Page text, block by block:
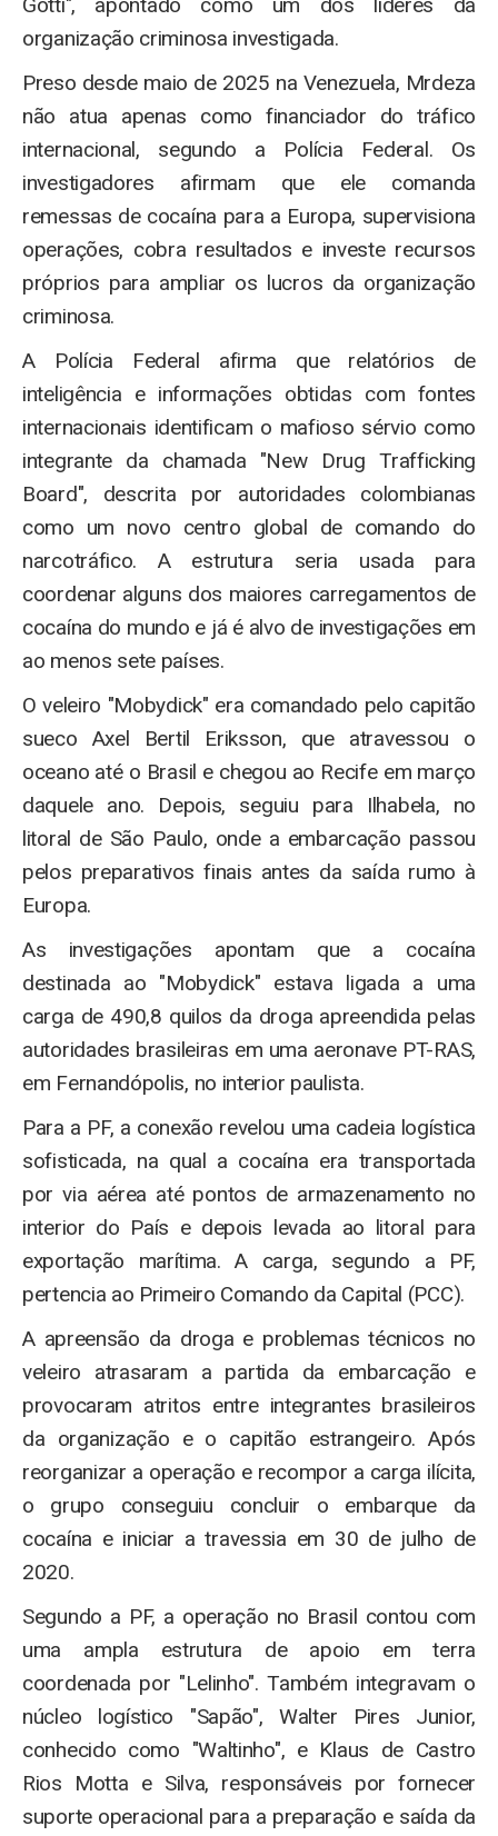
organização criminosa investigada.
Preso desde maio de 2025 na Venezuela, Mrdeza
não atua apenas como financiador do tráfico
internacional, segundo a Polícia Federal. Os
investigadores afirmam que ele comanda
remessas de cocaína para a Europa, supervisiona
operações, cobra resultados e investe recursos
próprios para ampliar os lucros da organização
criminosa.
A Polícia Federal afirma que relatórios de
inteligência e informações obtidas com fontes
internacionais identificam o mafioso sérvio como
integrante da chamada "New Drug Trafficking
Board", descrita por autoridades colombianas
como um novo centro global de comando do
narcotráfico. A estrutura seria usada para
coordenar alguns dos maiores carregamentos de
cocaína do mundo e já é alvo de investigações em
ao menos sete países.
O veleiro "Mobydick" era comandado pelo capitão
sueco Axel Bertil Eriksson, que atravessou o
oceano até o Brasil e chegou ao Recife em março
daquele ano. Depois, seguiu para Ilhabela, no
litoral de São Paulo, onde a embarcação passou
pelos preparativos finais antes da saída rumo à
Europa.
As investigações apontam que a cocaína
destinada ao "Mobydick" estava ligada a uma
carga de 490,8 quilos da droga apreendida pelas
autoridades brasileiras em uma aeronave PT-RAS,
em Fernandópolis, no interior paulista.
Para a PF, a conexão revelou uma cadeia logística
sofisticada, na qual a cocaína era transportada
por via aérea até pontos de armazenamento no
interior do País e depois levada ao litoral para
exportação marítima. A carga, segundo a PF,
pertencia ao Primeiro Comando da Capital (PCC).
A apreensão da droga e problemas técnicos no
veleiro atrasaram a partida da embarcação e
provocaram atritos entre integrantes brasileiros
da organização e o capitão estrangeiro. Após
reorganizar a operação e recompor a carga ilícita,
o grupo conseguiu concluir o embarque da
cocaína e iniciar a travessia em 30 de julho de
2020.
Segundo a PF, a operação no Brasil contou com
uma ampla estrutura de apoio em terra
coordenada por "Lelinho". Também integravam o
núcleo logístico "Sapão", Walter Pires Junior,
conhecido como "Waltinho", e Klaus de Castro
Rios Motta e Silva, responsáveis por fornecer
suporte operacional para a preparação e saída da